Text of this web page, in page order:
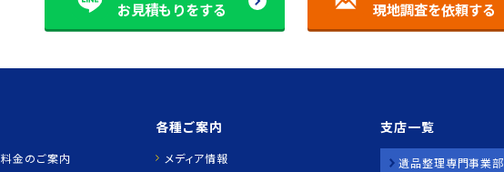
お見積もりをする
現地調査を依頼する
料金のご案内
各種ご案内
メディア情報
支店一覧
遺品整理専門事業部